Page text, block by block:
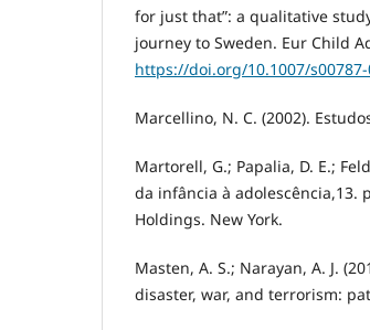
for just that”: a qualitative
journey to Sweden. Eur Child
https://doi.org/10.1007/s00787-
Marcellino, N. C. (2002).
Martorell, G.; Papalia, D. E.;
da infância à adolescência,13.
Holdings. New York.
Masten, A. S.; Narayan, A. J.
disaster, war, and terrorism: